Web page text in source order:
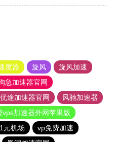
度器 旋风
旋风加速
急加速器官网
优途加速器官网
风驰加速器
vps加速器外网苹果版
1元机场
vp免费加速